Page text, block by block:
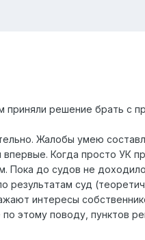
решение брать с
Жалобы умею
Когда просто УК
до судов не
результатам суд
интересы
этому поводу, пунктов